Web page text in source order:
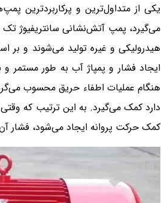
یکی از متداول‌ترین و پرکاربردترین
می‌گیرد، پمپ آتش‌نشانی سانتریفیوژ
هیدرولیکی و غیره تولید می‌شوند و بر
ایجاد فشار و پمپاژ آب به طور مستمر
هنگام عملیات اطفاء حریق محسوب
دارد کمک می‌گیرد. به این ترتیب که
کمک حرکت پروانه ایجاد می‌شود، فشار